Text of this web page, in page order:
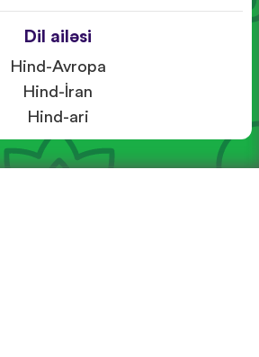
Dil ailəsi
Hind-Avropa
Hind-İran
Hind-ari